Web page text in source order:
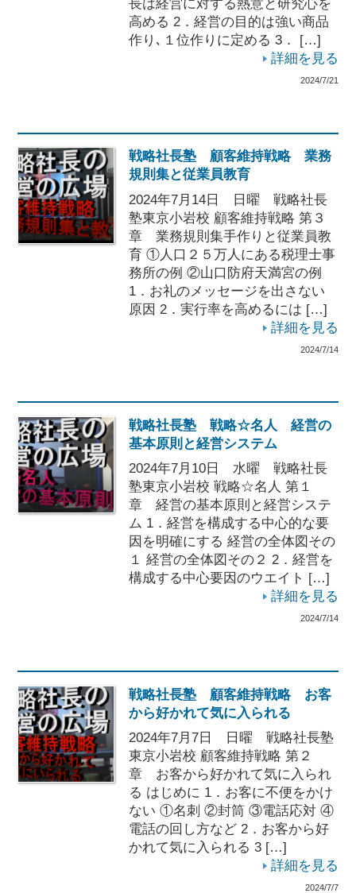
長は経営に対する熱意と研究心を
高める 2．経営の目的は強い商品
作り､１位作りに定める 3． […]
詳細を見る
2024/7/21
戦略社長塾 顧客維持戦略 業務
規則集と従業員教育
2024年7月14日 日曜 戦略社長
塾東京小岩校 顧客維持戦略 第３
章 業務規則集手作りと従業員教
育 ①人口２５万人にある税理士事
務所の例 ②山口防府天満宮の例
1．お礼のメッセージを出さない
原因 2．実行率を高めるには […]
詳細を見る
2024/7/14
戦略社長塾 戦略☆名人 経営の
基本原則と経営システム
2024年7月10日 水曜 戦略社長
塾東京小岩校 戦略☆名人 第１
章 経営の基本原則と経営システ
ム 1．経営を構成する中心的な要
因を明確にする 経営の全体図その
１ 経営の全体図その２ 2．経営を
構成する中心要因のウエイト […]
詳細を見る
2024/7/14
戦略社長塾 顧客維持戦略 お客
から好かれて気に入られる
2024年7月7日 日曜 戦略社長塾
東京小岩校 顧客維持戦略 第２
章 お客から好かれて気に入られ
る はじめに 1．お客に不便をかけ
ない ①名刺 ②封筒 ③電話応対 ④
電話の回し方など 2．お客から好
かれて気に入られる 3 […]
詳細を見る
2024/7/7